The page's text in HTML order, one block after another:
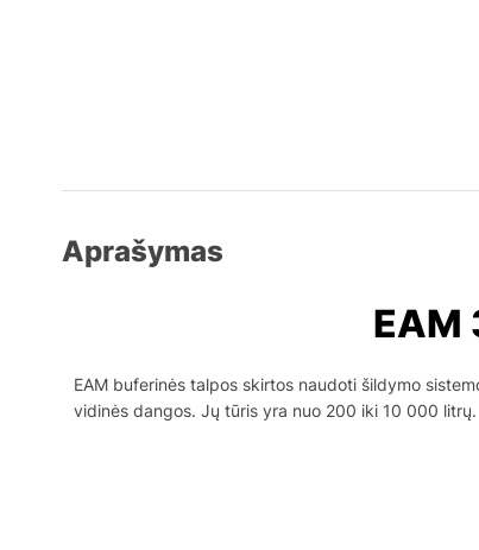
Aprašymas
EAM
EAM buferinės talpos skirtos naudoti šildymo
vidinės dangos. Jų tūris yra nuo 200 iki 10 000 litrų.